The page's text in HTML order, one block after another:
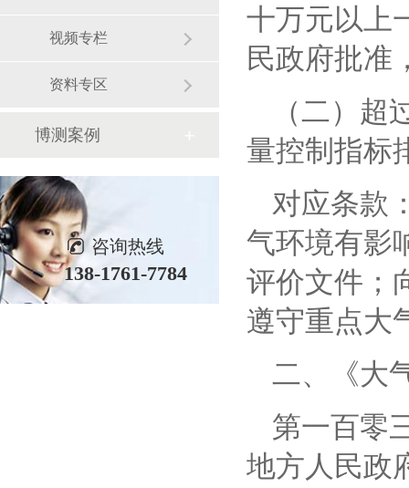
视频专栏
资料专区
博测案例
咨询热线
138-1761-7784
十万元以上
民政府批准
（二）
量控制指标
对应条款
气环境有影
评价文件
遵守重点大
二、
《
第一百零
地方人民政